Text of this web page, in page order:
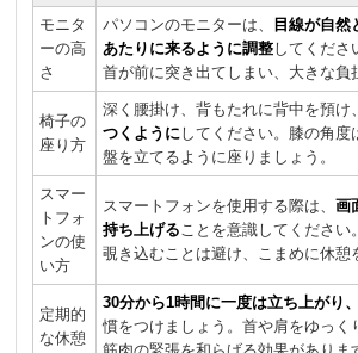
モニタ
ーの高
さ
パソコンのモニターは、
目線が自然
あたりに来るように調整してくださ
首が前に突き出てしまい、大きな負
椅子の
座り方
深く腰掛け、背もたれに背中を預け、
つくように してください。膝の角度
盤を立てるように座りましょう。
スマー
トフォ
ンの使
い方
スマートフォンを使用する際は、画
持ち上げる ことを意識してくださ
覗き込むことは避け、こまめに休憩
定期的
な休憩
30分から1時間に一度は立ち上がり
慣をつけましょう。首や肩をゆっく